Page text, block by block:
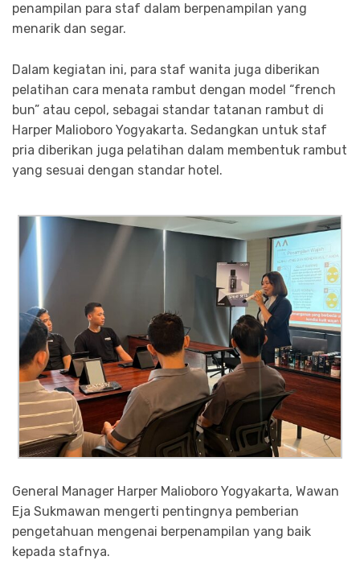
penampilan para staf dalam berpenampilan yang
menarik dan segar.
Dalam kegiatan ini, para staf wanita juga diberikan
pelatihan cara menata rambut dengan model “french
bun” atau cepol, sebagai standar tatanan rambut di
Harper Malioboro Yogyakarta. Sedangkan untuk staf
pria diberikan juga pelatihan dalam membentuk rambut
yang sesuai dengan standar hotel.
General Manager Harper Malioboro Yogyakarta, Wawan
Eja Sukmawan mengerti pentingnya pemberian
pengetahuan mengenai berpenampilan yang baik
kepada stafnya.